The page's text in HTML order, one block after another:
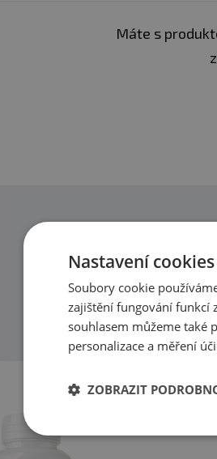
Máte s
O našich
Nastavení
Soubory cookie
zajištění fungování funkcí
souhlasem můžeme také
personalizace a měření
ZOBRAZIT